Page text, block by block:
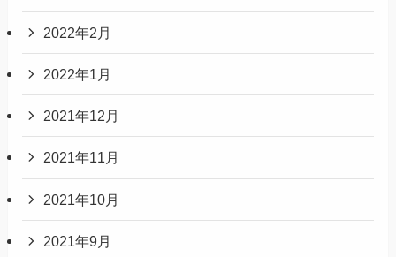
2022年2月
2022年1月
2021年12月
2021年11月
2021年10月
2021年9月